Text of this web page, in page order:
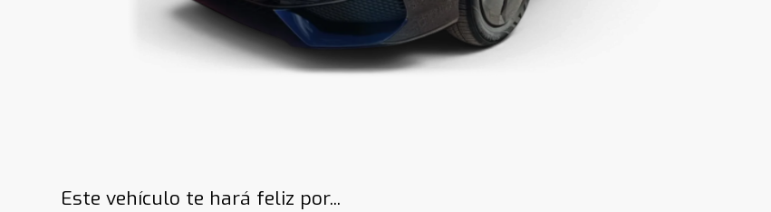
Este vehículo te hará feliz por...